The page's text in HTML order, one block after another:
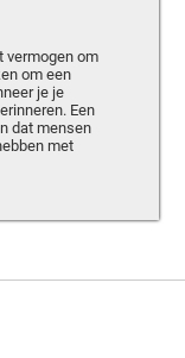
vermogen om
om een
je je
Een
dat mensen
met